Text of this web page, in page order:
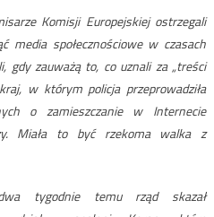
Komisji Europejskiej ostrzegali
media społecznościowe w czasach
gdy zauważą to, co uznali za „treści
w którym policja przeprowadziła
o zamieszczanie w Internecie
Miała to być rzekoma walka z
tygodnie temu rząd skazał